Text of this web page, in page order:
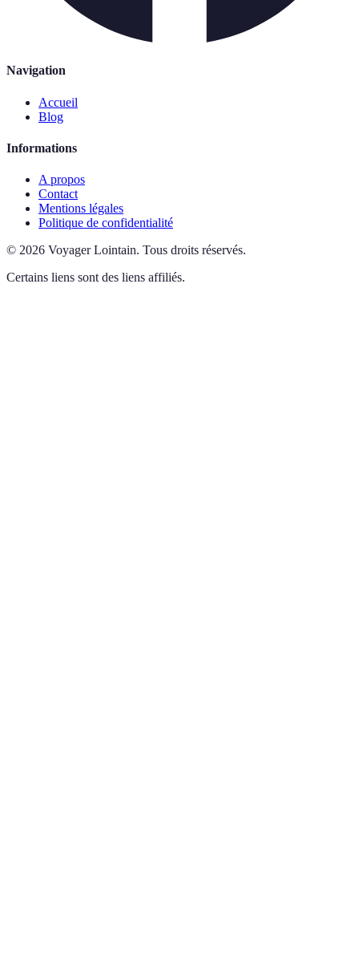
Navigation
Accueil
Blog
Informations
A propos
Contact
Mentions légales
Politique de confidentialité
© 2026 Voyager Lointain. Tous droits réservés.
Certains liens sont des liens affiliés.